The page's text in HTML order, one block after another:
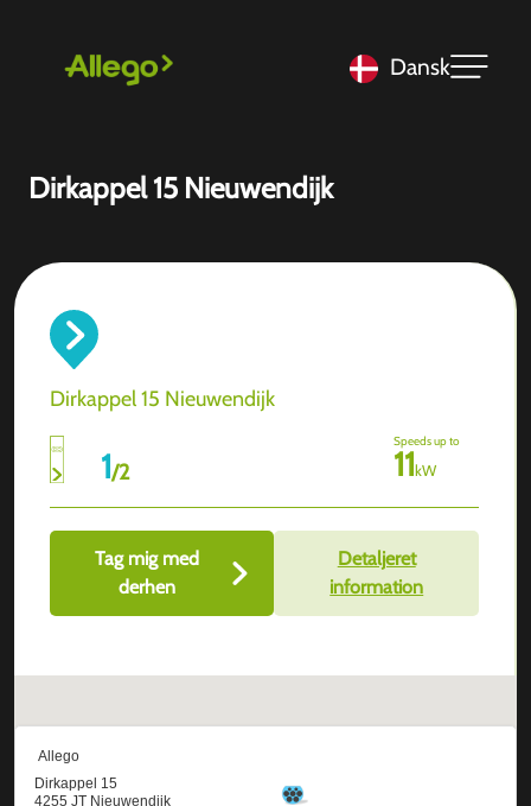
Dansk
Dirkappel 15 Nieuwendijk
Dirkappel 15 Nieuwendijk
1/2
Speeds up to
11kW
Tag mig med
derhen
Detaljeret
information